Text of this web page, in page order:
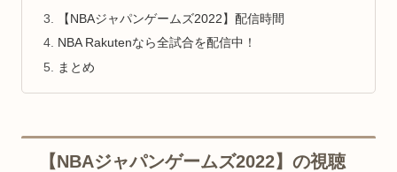
【NBAジャパンゲームズ2022】配信時間
NBA Rakutenなら全試合を配信中！
まとめ
【NBAジャパンゲームズ2022】の視聴